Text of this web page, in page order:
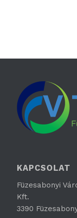
KAPCSOLAT
Füzesabonyi
Kft.
3390